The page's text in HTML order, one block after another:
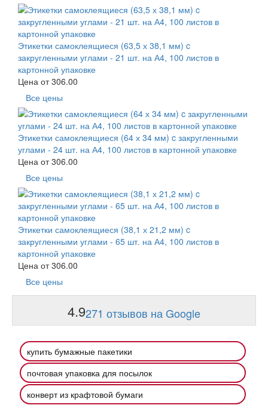
Этикетки самоклеящиеся (63,5 х 38,1 мм) c
закругленными углами - 21 шт. на А4, 100 листов в
картонной упаковке
Цена от306.00
Все цены
Этикетки самоклеящиеся (64 х 34 мм) c закругленными
углами - 24 шт. на А4, 100 листов в картонной упаковке
Цена от306.00
Все цены
Этикетки самоклеящиеся (38,1 х 21,2 мм) c
закругленными углами - 65 шт. на А4, 100 листов в
картонной упаковке
Цена от306.00
Все цены
4.9271 отзывов на Google
купить бумажные пакетики
почтовая упаковка для посылок
конверт из крафтовой бумаги